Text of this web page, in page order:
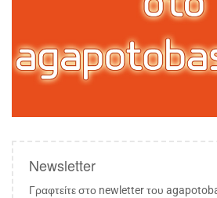
Newsletter
Γραφτείτε στο newletter του